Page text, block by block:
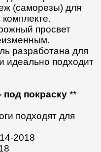
(саморезы) для
просвет
разработана для
идеально подходит
покраску **
подходят для
2018